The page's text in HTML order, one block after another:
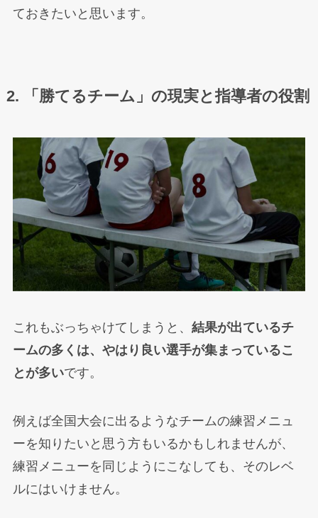
ておきたいと思います。
2. 「勝てるチーム」の現実と指導者の役割
これもぶっちゃけてしまうと、 結果が出ているチ
ームの多くは、やはり良い選手が集まっているこ
とが多いです。
例えば全国大会に出るようなチームの練習メニュ
ーを知りたいと思う方もいるかもしれませんが、
練習メニューを同じようにこなしても、そのレベ
ルにはいけません。